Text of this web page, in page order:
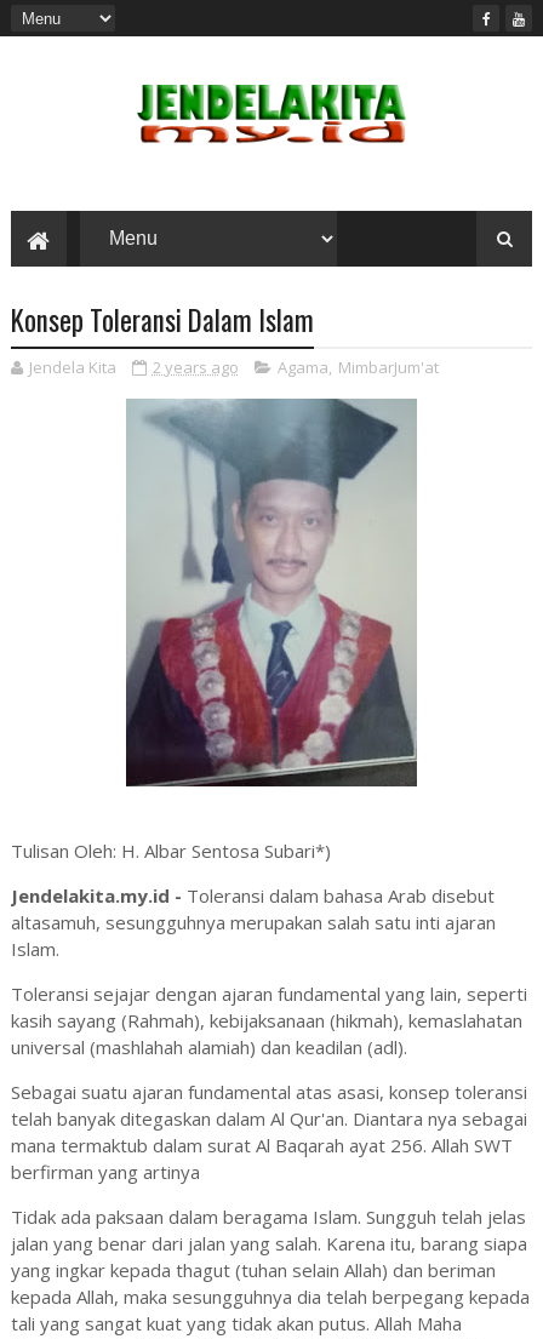
Konsep Toleransi Dalam Islam
Jendela Kita 2 years ago Agama, MimbarJum'at
Tulisan Oleh: H. Albar Sentosa Subari*)
Jendelakita.my.id - Toleransi dalam bahasa Arab disebut
altasamuh, sesungguhnya merupakan salah satu inti ajaran
Islam.
Toleransi sejajar dengan ajaran fundamental yang lain, seperti
kasih sayang (Rahmah), kebijaksanaan (hikmah), kemaslahatan
universal (mashlahah alamiah) dan keadilan (adl).
Sebagai suatu ajaran fundamental atas asasi, konsep toleransi
telah banyak ditegaskan dalam Al Qur'an. Diantara nya sebagai
mana termaktub dalam surat Al Baqarah ayat 256. Allah SWT
berfirman yang artinya
Tidak ada paksaan dalam beragama Islam. Sungguh telah jelas
jalan yang benar dari jalan yang salah. Karena itu, barang siapa
yang ingkar kepada thagut (tuhan selain Allah) dan beriman
kepada Allah, maka sesungguhnya dia telah berpegang kepada
tali yang sangat kuat yang tidak akan putus. Allah Maha